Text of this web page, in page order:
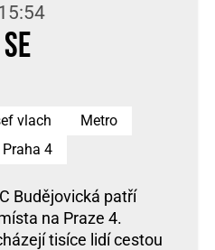
vlach
Metro
Praha 4
Budějovická patří
na Praze 4.
tisíce lidí cestou